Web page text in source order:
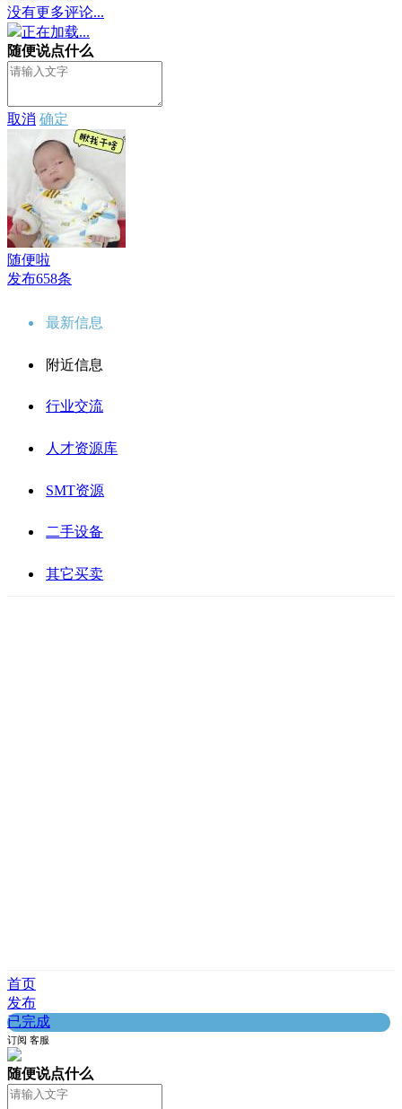
没有更多评论...
正在加载...
随便说点什么
取消 确定
随便啦
发布658条
最新信息
附近信息
行业交流
人才资源库
SMT资源
二手设备
其它买卖
首页
发布
已完成
订阅 客服
随便说点什么